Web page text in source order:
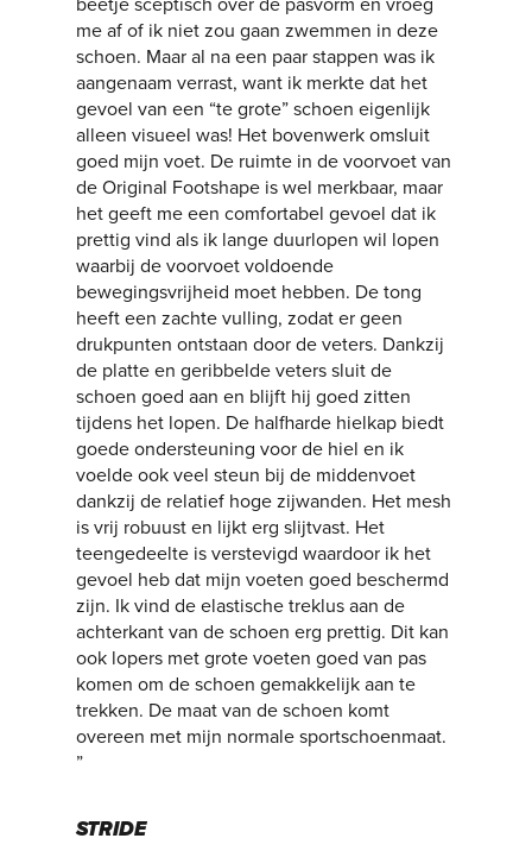
me af of ik niet zou gaan zwemmen in deze
schoen. Maar al na een paar stappen was ik
aangenaam verrast, want ik merkte dat het
gevoel van een “te grote” schoen eigenlijk
alleen visueel was! Het bovenwerk omsluit
goed mijn voet. De ruimte in de voorvoet van
de Original Footshape is wel merkbaar, maar
het geeft me een comfortabel gevoel dat ik
prettig vind als ik lange duurlopen wil lopen
waarbij de voorvoet voldoende
bewegingsvrijheid moet hebben. De tong
heeft een zachte vulling, zodat er geen
drukpunten ontstaan door de veters. Dankzij
de platte en geribbelde veters sluit de
schoen goed aan en blijft hij goed zitten
tijdens het lopen. De halfharde hielkap biedt
goede ondersteuning voor de hiel en ik
voelde ook veel steun bij de middenvoet
dankzij de relatief hoge zijwanden. Het mesh
is vrij robuust en lijkt erg slijtvast. Het
teengedeelte is verstevigd waardoor ik het
gevoel heb dat mijn voeten goed beschermd
zijn. Ik vind de elastische treklus aan de
achterkant van de schoen erg prettig. Dit kan
ook lopers met grote voeten goed van pas
komen om de schoen gemakkelijk aan te
trekken. De maat van de schoen komt
overeen met mijn normale sportschoenmaat.
”
STRIDE